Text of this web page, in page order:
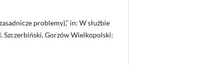
problemy),” in: W służbie
Szczerbiński, Gorzów Wielkopolski: